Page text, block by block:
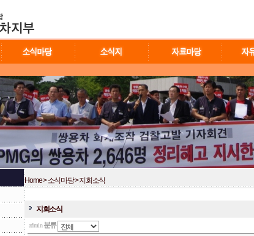
Home> 소식마당 > 지회소식
지회소식
admin 분류